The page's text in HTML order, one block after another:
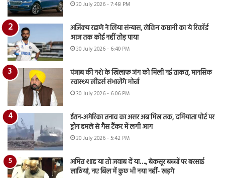
30 July 2026 - 7:48 PM
अजिंक्य रहाणे ने लिया संन्यास, लेकिन कप्तानी का ये रिकॉर्ड
आज तक कोई नहीं तोड़ पाया
30 July 2026 - 6:40 PM
पंजाब की नशे के खिलाफ जंग को मिली नई ताकत, मानसिक
स्वास्थ्य लीडर्स संभालेंगे मोर्चा
30 July 2026 - 6:06 PM
ईरान-अमेरिका तनाव का असर अब मिस्र तक, दमियाता पोर्ट पर
ड्रोन हमले से गैस टैंकर में लगी आग
30 July 2026 - 5:42 PM
अमित शाह या तो जवाब दें या…., बेकसूर बच्चों पर बरसाई
लाठियां, नए बिल में कुछ भी नया नहीं- खड़गे